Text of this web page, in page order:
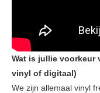
Wat is jullie voorkeur
vinyl of digitaal)
We zijn allemaal vinyl